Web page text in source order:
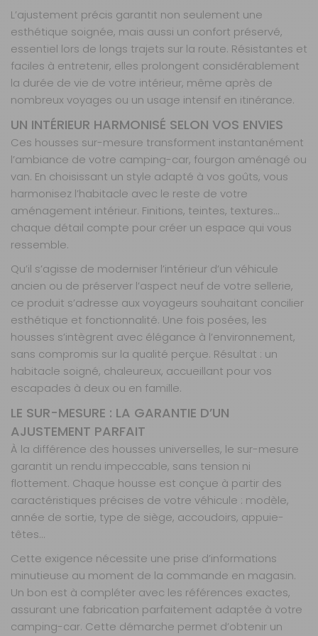
41 42 42
Retrait Magasin
Sur commande
04 68 41 42 42
AJOUTER AU PANIER
Board 3
banquettes
Référence :
990264
places :3
banquettes
Prix : 602 €TTC
Disponibilité :
Livraison à Domicile
Sur commande : Contactez-nous au 04 68
Retrait Magasin
Sur commande
Contactez-nous au
AJOUTER AU PANIER
Board 4
banquettes
Référence :
990272
Nombre de
4
Matière :
Board
Prix : 786 €TTC
Disponibilité :
Livraison à Domicile
Sur commande : Contactez-nous au 04 68
L’ajustement précis garantit non seulement une
esthétique soignée, mais aussi un confort préservé,
essentiel lors de longs trajets sur la route. Résistantes et
faciles à entretenir, elles prolongent considérablement
la durée de vie de votre intérieur, même après de
nombreux voyages ou un usage intensif en itinérance.
UN INTÉRIEUR HARMONISÉ SELON VOS ENVIES
Ces housses sur-mesure transforment instantanément
l’ambiance de votre camping-car, fourgon aménagé ou
van. En choisissant un style adapté à vos goûts, vous
harmonisez l’habitacle avec le reste de votre
aménagement intérieur. Finitions, teintes, textures…
chaque détail compte pour créer un espace qui vous
ressemble.
Qu’il s’agisse de moderniser l’intérieur d’un véhicule
ancien ou de préserver l’aspect neuf de votre sellerie,
ce produit s’adresse aux voyageurs souhaitant concilier
esthétique et fonctionnalité. Une fois posées, les
housses s’intègrent avec élégance à l’environnement,
sans compromis sur la qualité perçue. Résultat : un
habitacle soigné, chaleureux, accueillant pour vos
escapades à deux ou en famille.
LE SUR-MESURE : LA GARANTIE D’UN
AJUSTEMENT PARFAIT
À la différence des housses universelles, le sur-mesure
garantit un rendu impeccable, sans tension ni
flottement. Chaque housse est conçue à partir des
caractéristiques précises de votre véhicule : modèle,
année de sortie, type de siège, accoudoirs, appuie-
têtes…
Cette exigence nécessite une prise d’informations
minutieuse au moment de la commande en magasin.
Un bon est à compléter avec les références exactes,
assurant une fabrication parfaitement adaptée à votre
camping-car. Cette démarche permet d’obtenir un